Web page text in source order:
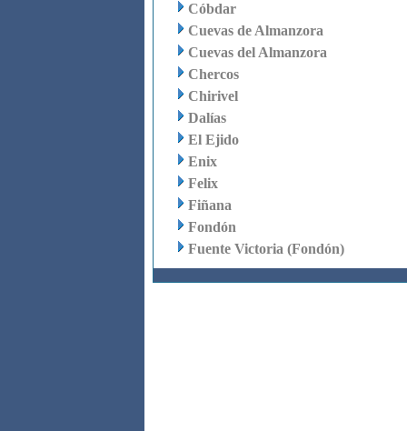
Cóbdar
Cuevas de Almanzora
Cuevas del Almanzora
Chercos
Chirivel
Dalías
El Ejido
Enix
Felix
Fiñana
Fondón
Fuente Victoria (Fondón)